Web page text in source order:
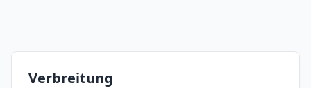
Verbreitung